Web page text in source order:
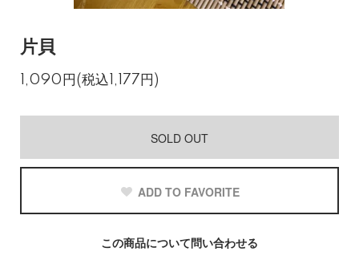
片貝
1,090円(税込1,177円)
SOLD OUT
ADD TO FAVORITE
この商品について問い合わせる